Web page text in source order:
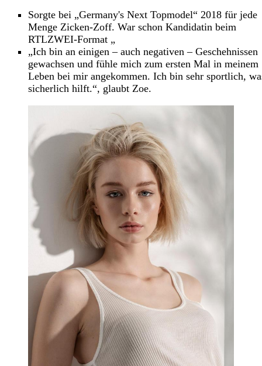
Sorgte bei „Germany's Next Topmodel“ 2018 für jede
Menge Zicken-Zoff. War schon Kandidatin beim
RTLZWEI-Format „
„Ich bin an einigen – auch negativen – Geschehnissen
gewachsen und fühle mich zum ersten Mal in meinem
Leben bei mir angekommen. Ich bin sehr sportlich,
sicherlich hilft.“, glaubt Zoe.